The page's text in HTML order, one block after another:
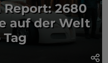
2680
auf der Welt
Tag